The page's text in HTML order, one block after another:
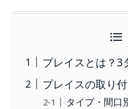
プレイスとは？3
プレイスの取り
タイプ・間口